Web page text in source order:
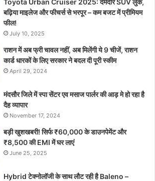
Toyota Urban Cruiser 2025: दमदार SUV लुक,
बढ़िया माइलेज और फीचर्स से भरपूर – कम बजट में प्रीमियम
फील!
July 10, 2025
राशन में अब फ्री चावल नहीं, अब मिलेंगी ये 9 चीजें, राशन
कार्ड धारकों के लिए सरकार ने बदल दी पूरी स्कीम
April 29, 2024
मंदसौर जिले में स्पा सेंटर एव मसाज पार्लर की आड़ मे हो रहा है
दैह व्यापार
November 17, 2024
बड़ी खुशखबरी! सिर्फ ₹60,000 के डाउनपेमेंट और
₹8,500 की EMI में घर लाएं
June 25, 2025
Hybrid टेक्नोलॉजी के साथ लौट रही है Baleno –